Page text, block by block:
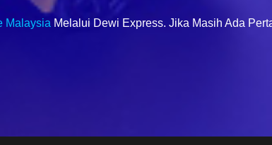
Malaysia Melalui Dewi Express. Jika Masih Ada